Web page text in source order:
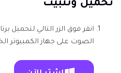
تحميل وتثبيت
انقر فوق الزر التالي لتحميل
الصوت على جهاز الكمبيوتر